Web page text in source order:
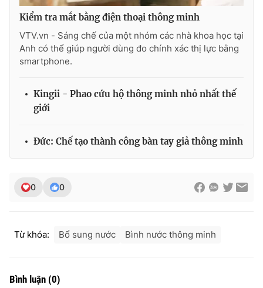
Emagazine Podcast
Photo Infographic
VTV Money
VTV Sức khoẻ Bất động sản
Thị trường 24h Tấm lòng Việt
Liên hệ tòa soạn
Kiểm tra mắt bằng điện thoại thông minh
VTV.vn - Sáng chế của một nhóm các nhà khoa học tại
Anh có thể giúp người dùng đo chính xác thị lực bằng
smartphone.
Kingii - Phao cứu hộ thông minh nhỏ nhất thế
giới
Đức: Chế tạo thành công bàn tay giả thông minh
0 0
Từ khóa: Bổ sung nước Bình nước thông minh
Bình luận (0)